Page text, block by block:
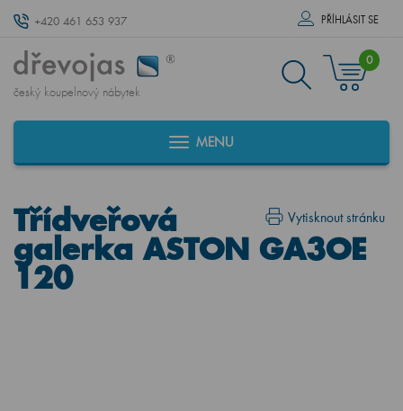
+420 461 653 937 PŘÍHLÁSIT SE
český koupelnový nábytek
0
MENU
Vytisknout stránku
Třídveřová
galerka ASTON GA3OE
120